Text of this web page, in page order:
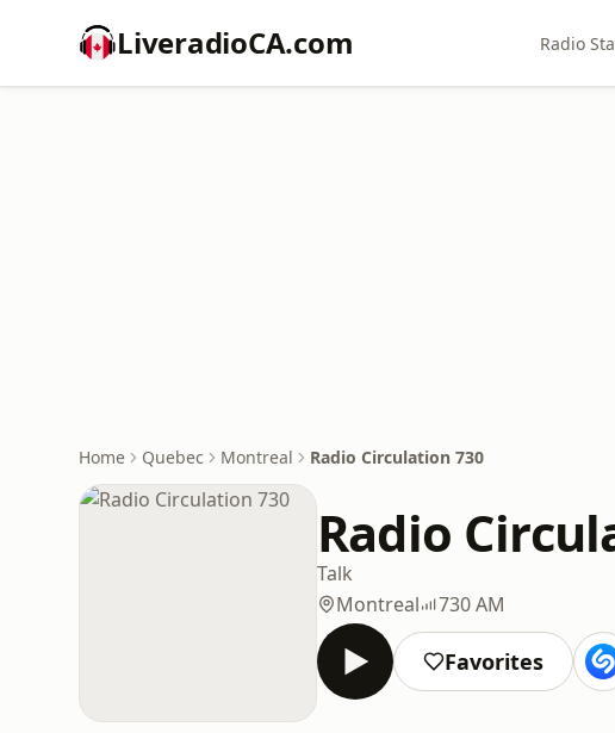
LiveradioCA.com Radio
Home Quebec Montreal Radio Circulation 730
Radio
Talk
Montreal
730 AM
Favorites